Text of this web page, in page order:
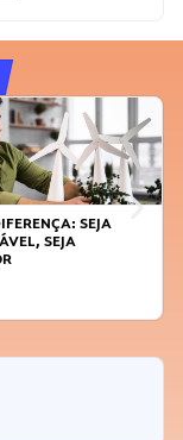
SEJA
SEJA